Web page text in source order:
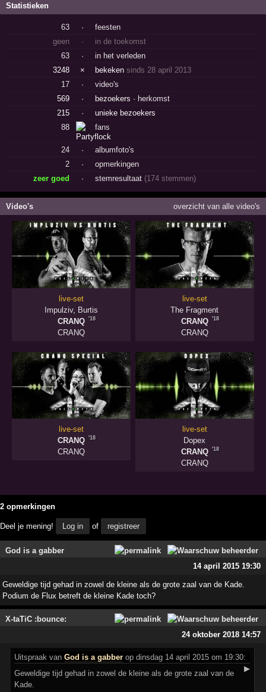
Statistieken
63 ·
feesten
geen
·
in de toekomst
63
·
in het verleden
3248
× bekekensinds 28 april 2013
17
·
video's
569
· bezoekers · herkomst
215
·
unieke bezoekers
88
fans
24 ·
albumfoto's
2
·
opmerkingen
zeer goed
· stemresultaat (174 stemmen)
Video's overzicht van alle video's
live-set
Impulziv, Burtis
CRANQ
'18
CRANQ
live-set
The Fragment
CRANQ
'18
CRANQ
live-set
CRANQ
'18
CRANQ
live-set
Dopex
CRANQ
'18
CRANQ
2 opmerkingen
Deel je mening! Log in of registreer
God is a gabber
14 april 2015 19:30
Geweldige tijd gehad in zowel de kleine als de grote zaal van de Kade.
Podium de Flux betreft de kleine Kade toch?
X-taTiC :bounce:
24 oktober 2018 14:57
Uitspraak vanGod is a gabber op dinsdag 14 april 2015 om 19:30:
▶
Geweldige tijd gehad in zowel de kleine als de grote zaal van de
Kade.